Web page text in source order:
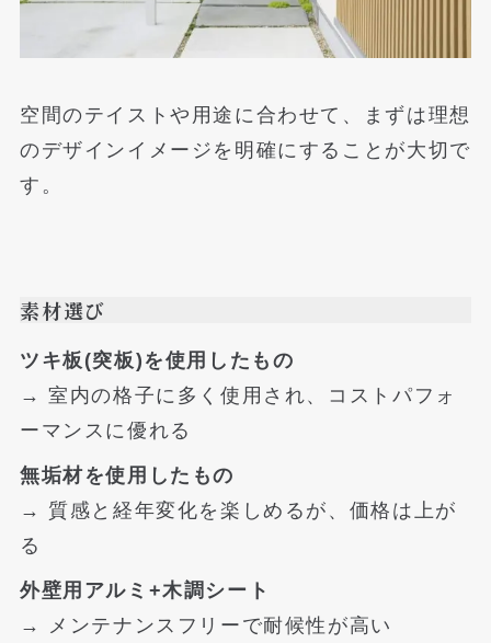
空間のテイストや用途に合わせて、まずは理想
のデザインイメージを明確にすることが大切で
す。
素材選び
ツキ板(突板)を使用したもの
→ 室内の格子に多く使用され、コストパフォ
ーマンスに優れる
無垢材を使用したもの
→ 質感と経年変化を楽しめるが、価格は上が
る
外壁用アルミ+木調シート
→ メンテナンスフリーで耐候性が高い